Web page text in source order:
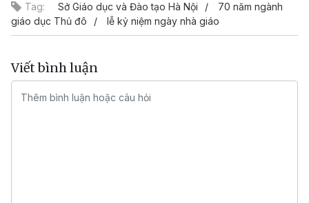
Tag: Sở Giáo dục và Đào tạo Hà Nội
70 năm ngành
giáo dục Thủ đô
lễ kỷ niệm ngày nhà giáo
Viết bình luận